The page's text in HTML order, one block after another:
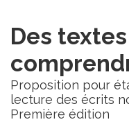
Des
Proposition pour
lecture des écrits
Première édition